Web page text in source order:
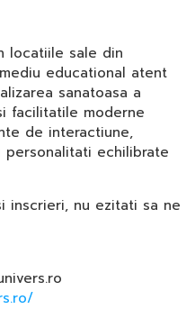
locatiile sale din
educational atent
sanatoasa a
facilitatile moderne
de interactiune,
echilibrate
inscrieri, nu ezitati sa ne